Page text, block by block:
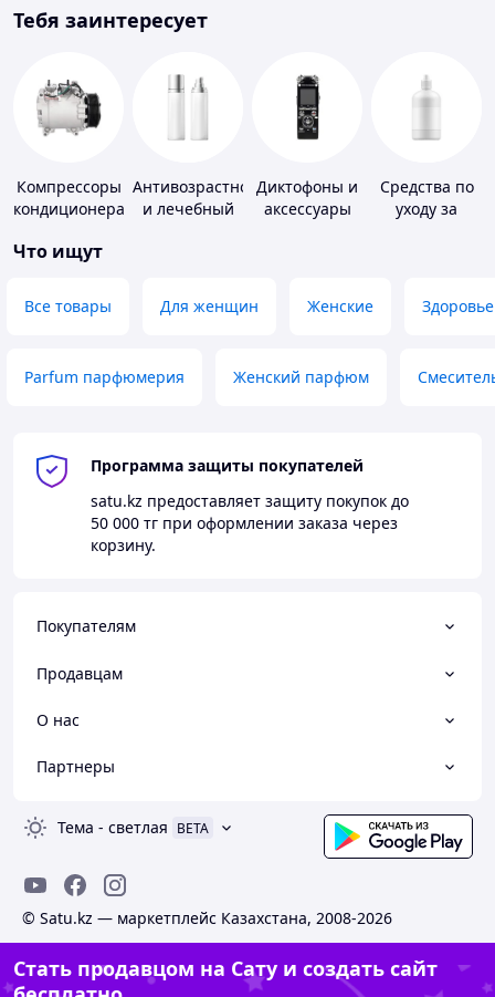
Тебя заинтересует
Компрессоры
кондиционера
Антивозрастной
и лечебный
Диктофоны и
аксессуары
Средства по
уходу за
Что ищут
Все товары Для женщин Женские Здоровье
Parfum парфюмерия Женский парфюм
Программа защиты покупателей
satu.kz предоставляет защиту покупок до
50 000 тг при оформлении заказа через
корзину.
Покупателям
Продавцам
О нас
Партнеры
Тема - светлая BETA
© Satu.kz — маркетплейс Казахстана, 2008-2026
Стать продавцом на Сату и создать сайт